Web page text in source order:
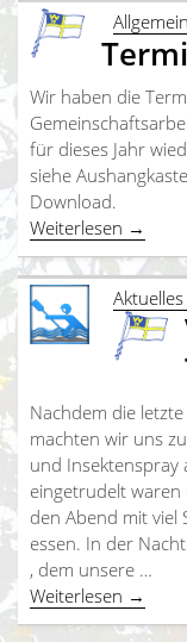
Allgemein
Wir haben die
für dieses Jahr
siehe
Download.
Weiterlesen →
Nachdem die
machten wir uns
und Insektenspray
eingetrudelt
den Abend mit viel
essen. In der
, dem unsere …
Weiterlesen →